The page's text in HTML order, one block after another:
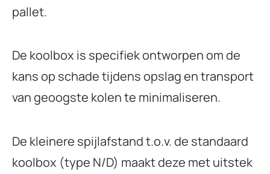
pallet.
De koolbox is specifiek ontworpen om de
kans op schade tijdens opslag en transport
van geoogste kolen te minimaliseren.
De kleinere spijlafstand t.o.v. de standaard
koolbox (type N/D) maakt deze met uitstek